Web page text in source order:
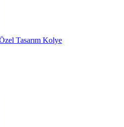
Tasarım Kolye